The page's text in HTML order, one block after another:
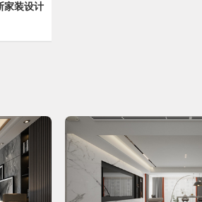
家装设计
功获取装修预算
您的装